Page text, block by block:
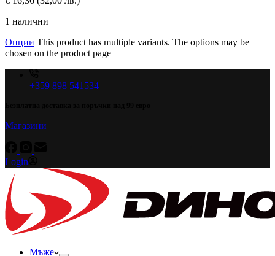
1 налични
Опции This product has multiple variants. The options may be
chosen on the product page
+359 898 541534
Магазини
Login
Мъже